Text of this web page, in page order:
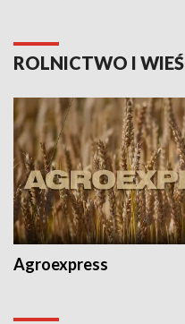
ROLNICTWO I WIEŚ
Agroexpress